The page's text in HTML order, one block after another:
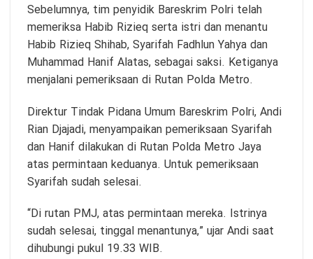
Sebelumnya, tim penyidik Bareskrim Polri telah
memeriksa Habib Rizieq serta istri dan menantu
Habib Rizieq Shihab, Syarifah Fadhlun Yahya dan
Muhammad Hanif Alatas, sebagai saksi. Ketiganya
menjalani pemeriksaan di Rutan Polda Metro.
Direktur Tindak Pidana Umum Bareskrim Polri, Andi
Rian Djajadi, menyampaikan pemeriksaan Syarifah
dan Hanif dilakukan di Rutan Polda Metro Jaya
atas permintaan keduanya. Untuk pemeriksaan
Syarifah sudah selesai.
“Di rutan PMJ, atas permintaan mereka. Istrinya
sudah selesai, tinggal menantunya,” ujar Andi saat
dihubungi pukul 19.33 WIB.